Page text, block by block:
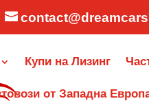
Купи на Лизинг
от Западна